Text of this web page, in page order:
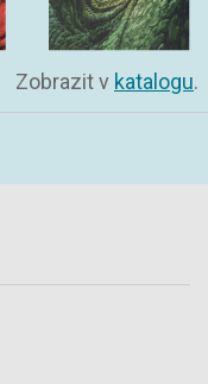
Zobrazit v katalogu.